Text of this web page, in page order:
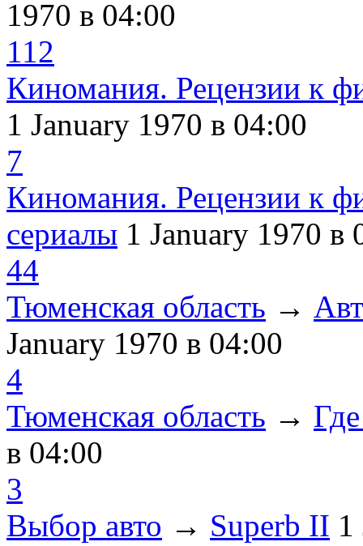
1970 в 04:00
112
Киномания. Рецензии к
1 January 1970 в 04:00
7
Киномания. Рецензии к
сериалы 1 January 1970 в
44
Тюменская область →
January 1970 в 04:00
4
Тюменская область →
в 04:00
3
Выбор авто → Superb II